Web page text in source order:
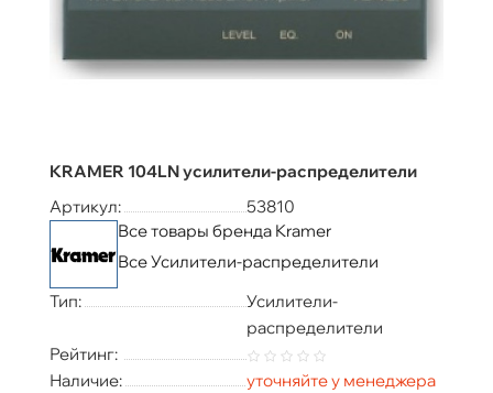
KRAMER 104LN усилители-распределители
Артикул:
53810
Все товары бренда Kramer
Все Усилители-распределители
Тип:
Усилители-
распределители
Рейтинг:
Наличие:
уточняйте у менеджера